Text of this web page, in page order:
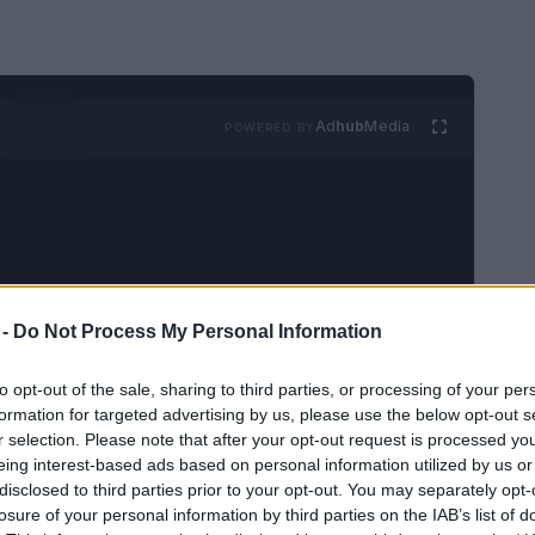
Do Not Process My Personal Information
opt-out of the sale, sharing to third parties, or processing of your
for targeted advertising by us, please use the below opt-out
selection. Please note that after your opt-out request is processed
interest-based ads based on personal information utilized by us
to third parties prior to your opt-out. You may separately
of your personal information by third parties on the IAB’s list of
AdhubMedia
Ambientada en el año 1504 en el sur de
asesino en una arriesgada misión para
A medida que los espectadores se
intriga, también emprenden un viaje